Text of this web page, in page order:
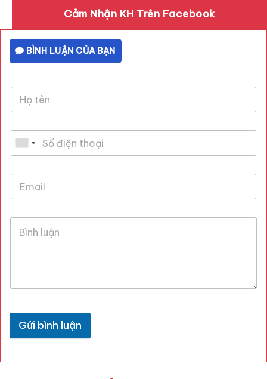
Cảm Nhận KH Trên Facebook
BÌNH LUẬN CỦA BẠN
Gửi bình luận